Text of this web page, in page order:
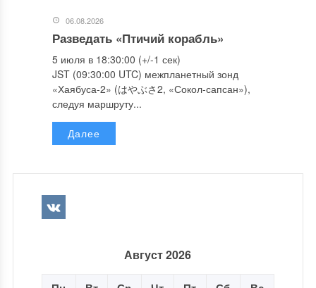
06.08.2026
Разведать «Птичий корабль»
5 июля в 18:30:00 (+/-1 сек)
JST (09:30:00 UTC) межпланетный зонд
«Хаябуса-2» (はやぶさ2, «Сокол-сапсан»),
следуя маршруту...
Далее
Август 2026